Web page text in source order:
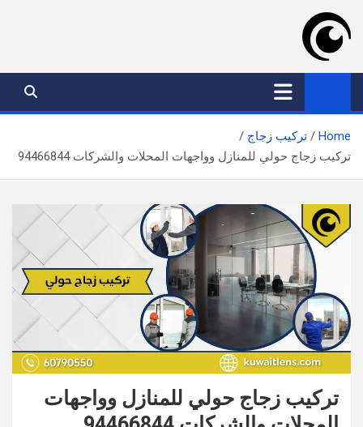
content
موقع عدسة الكويت
افضل خدمات بالكويت
Home
تركيب زجاج
تركيب زجاج حولي​ للمنازل وواجهات المحلات والشركات 94466844
تركيب زجاج حولي​ للمنازل وواجهات